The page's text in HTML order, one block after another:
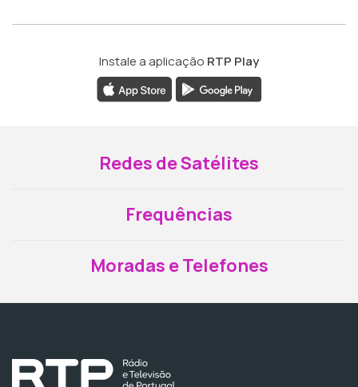
Instale a aplicação RTP Play
Redes de Satélites
Frequências
Moradas e Telefones